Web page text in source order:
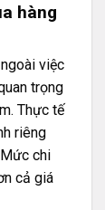
hàng
việc
trọng
Thực tế
riêng
chi
cả giá